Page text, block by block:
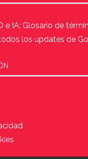
e IA: Glosario de
los updates de